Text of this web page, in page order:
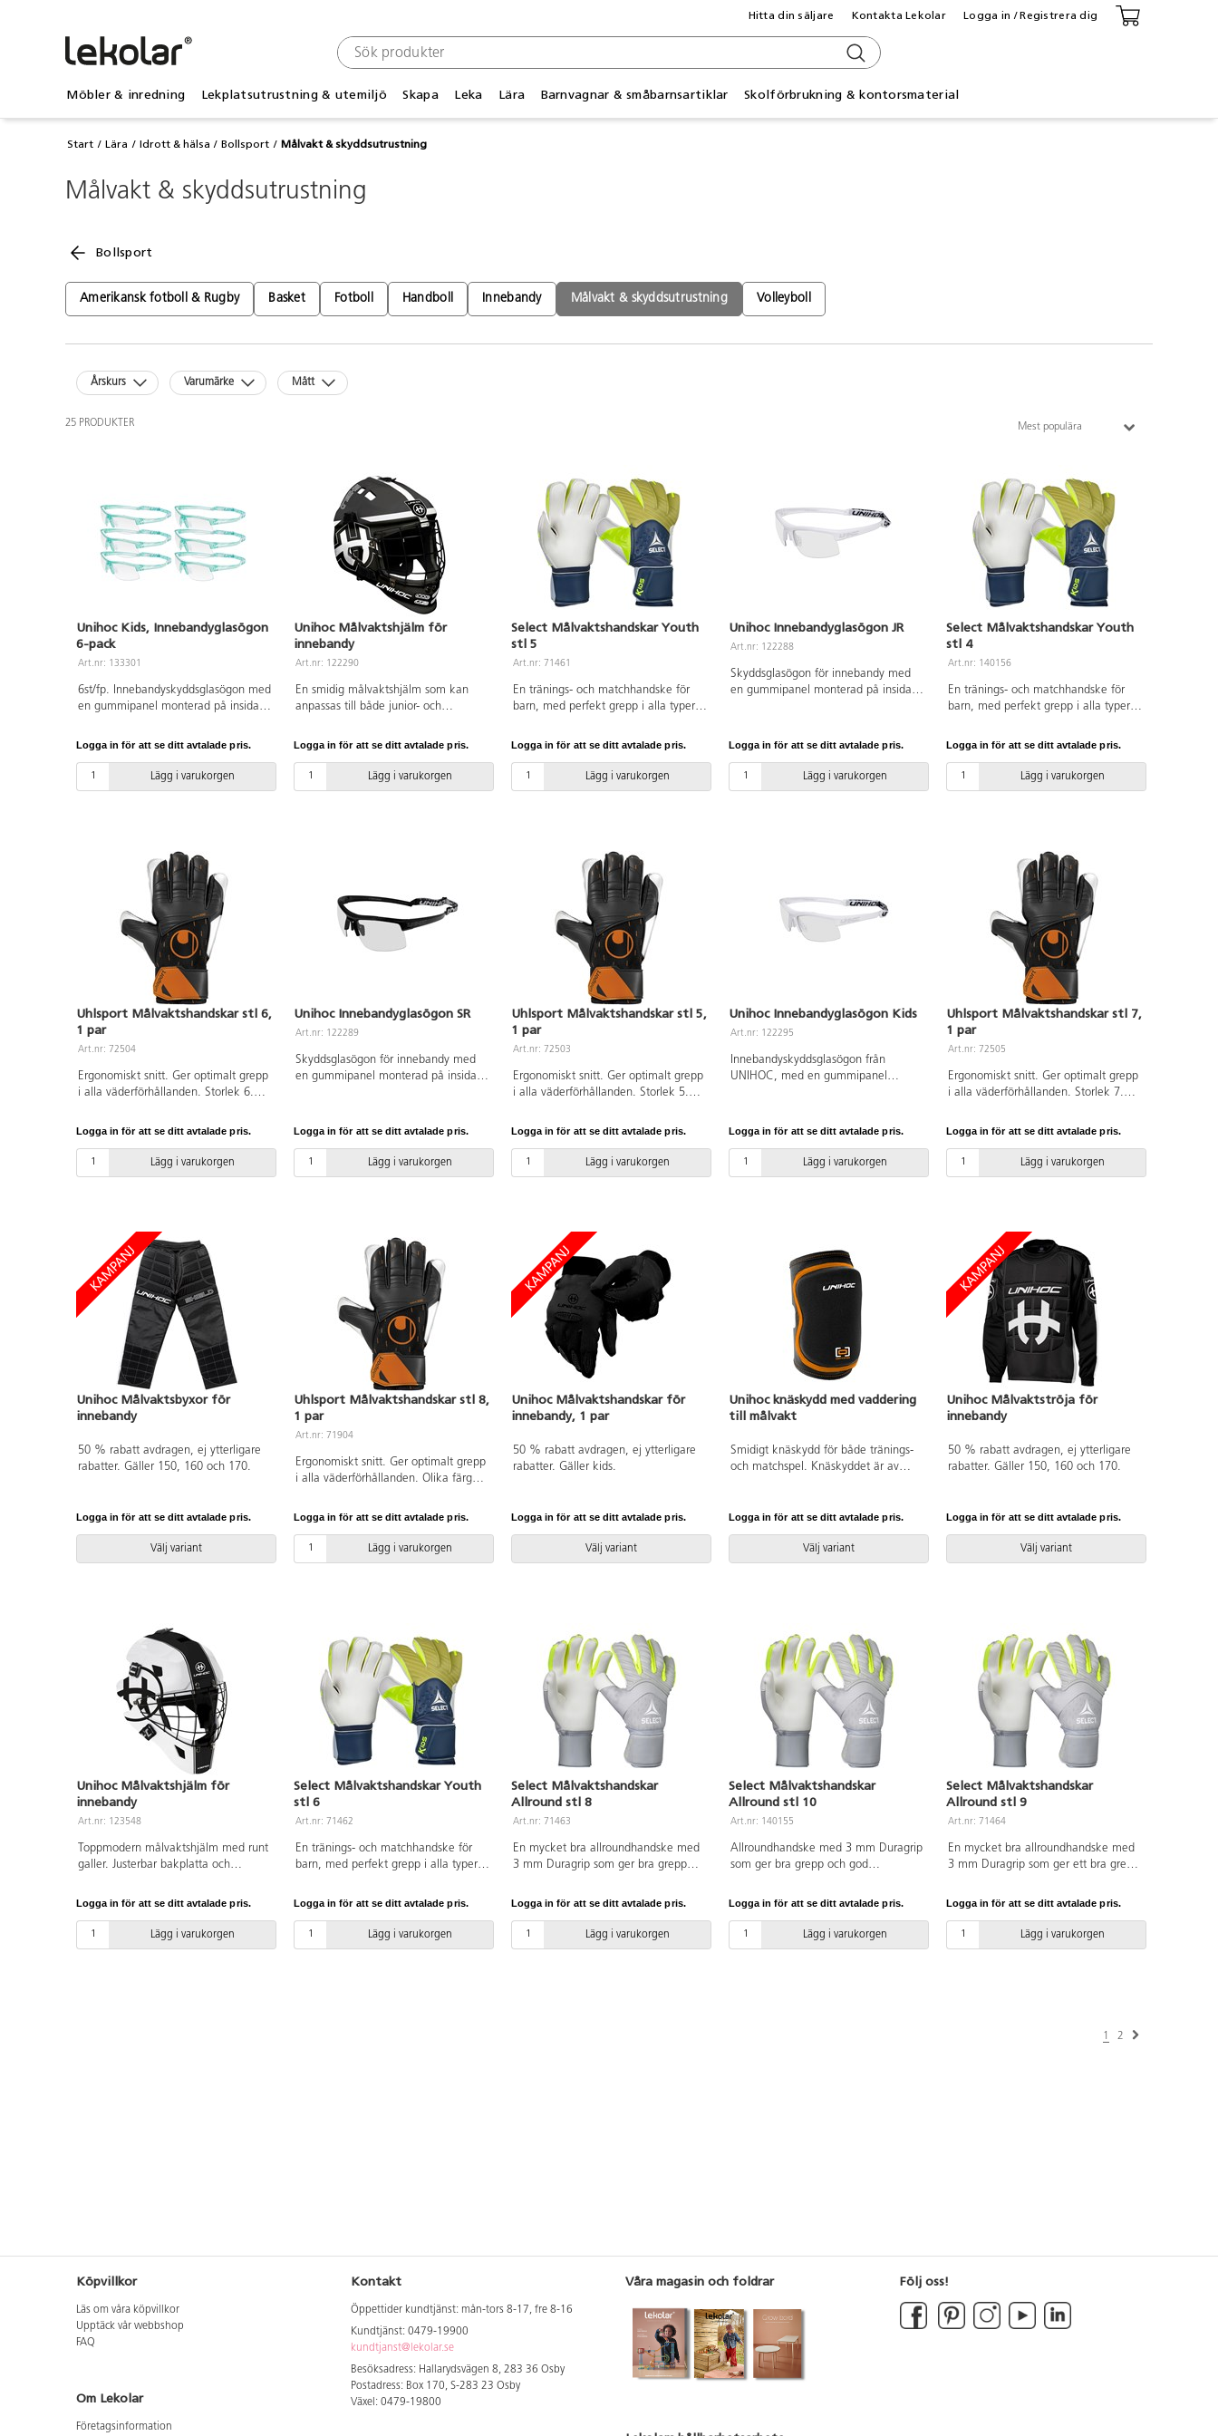
Möbler & inredning Lekplatsutrustning & utemiljö Skapa Leka Lära Barnvagnar & småbarnsartiklar Skolförbrukning & kontorsmaterial
Hitta din säljare Kontakta Lekolar Logga in / Registrera dig
Start Lära Idrott & hälsa Bollsport Målvakt & skyddsutrustning
Målvakt & skyddsutrustning
Bollsport
Amerikansk fotboll & Rugby Basket Fotboll Handboll Innebandy Målvakt & skyddsutrustning Volleyboll
Årskurs Varumärke Mått
25 PRODUKTER Mest populära
Unihoc Kids, Innebandyglasögon
6-pack
Art.nr: 133301
6st/fp. Innebandyskyddsglasögon med
en gummipanel monterad på insidan
huvudband samt okrossbara, imfria
Levereras med ett praktiskt
skyddsfodral.
Logga in för att se ditt avtalade pris.
Lägg i varukorgen
Unihoc Målvaktshjälm för
innebandy
Art.nr: 122290
En smidig målvaktshjälm som kan
anpassas till både junior- och
IFF-godkänd. Godkänd enligt (EU)
ABS-plast och galler i stål.
Logga in för att se ditt avtalade pris.
Lägg i varukorgen
Select Målvaktshandskar Youth
stl 5
Art.nr: 71461
En tränings- och matchhandske för
barn, med perfekt grepp i alla typer
Fit-system som säkrar optimal
Logga in för att se ditt avtalade pris.
Lägg i varukorgen
Unihoc Innebandyglasögon JR
Art.nr: 122288
Skyddsglasögon för innebandy med
en gummipanel monterad på insidan
glas. Storlek för juniorer. Godkända
ett praktiskt skyddsfodral. Färger kan
variera.
Logga in för att se ditt avtalade pris.
Lägg i varukorgen
Select Målvaktshandskar Youth
stl 4
Art.nr: 140156
En tränings- och matchhandske för
barn, med perfekt grepp i alla typer
Fit-system säkrar optimal passform.
Logga in för att se ditt avtalade pris.
Lägg i varukorgen
Uhlsport Målvaktshandskar stl 6,
1 par
Art.nr: 72504
Ergonomiskt snitt. Ger optimalt grepp
i alla väderförhållanden. Storlek 6.
Logga in för att se ditt avtalade pris.
Lägg i varukorgen
Unihoc Innebandyglasögon SR
Art.nr: 122289
Skyddsglasögon för innebandy med
en gummipanel monterad på insidan
glas. Storlek för seniorer. Godkända
ett praktiskt skyddsfodral.
Logga in för att se ditt avtalade pris.
Lägg i varukorgen
Uhlsport Målvaktshandskar stl 5,
1 par
Art.nr: 72503
Ergonomiskt snitt. Ger optimalt grepp
i alla väderförhållanden. Storlek 5.
Logga in för att se ditt avtalade pris.
Lägg i varukorgen
Unihoc Innebandyglasögon Kids
Art.nr: 122295
Innebandyskyddsglasögon från
UNIHOC, med en gummipanel
okrossbara, imfria glas. Godkända av
praktiskt skyddsfodral. Färger kan
variera.
Logga in för att se ditt avtalade pris.
Lägg i varukorgen
Uhlsport Målvaktshandskar stl 7,
1 par
Art.nr: 72505
Ergonomiskt snitt. Ger optimalt grepp
i alla väderförhållanden. Storlek 7.
Logga in för att se ditt avtalade pris.
Lägg i varukorgen
Unihoc Målvaktsbyxor för
innebandy
50 % rabatt avdragen, ej ytterligare
rabatter. Gäller 150, 160 och 170.
Logga in för att se ditt avtalade pris.
Välj variant
Uhlsport Målvaktshandskar stl 8,
1 par
Art.nr: 71904
Ergonomiskt snitt. Ger optimalt grepp
i alla väderförhållanden. Olika färger
Logga in för att se ditt avtalade pris.
Lägg i varukorgen
Unihoc Målvaktshandskar för
innebandy, 1 par
50 % rabatt avdragen, ej ytterligare
rabatter. Gäller kids.
Logga in för att se ditt avtalade pris.
Välj variant
Unihoc knäskydd med vaddering
till målvakt
Smidigt knäskydd för både tränings-
och matchspel. Knäskyddet är av
Logga in för att se ditt avtalade pris.
Välj variant
Unihoc Målvaktströja för
innebandy
50 % rabatt avdragen, ej ytterligare
rabatter. Gäller 150, 160 och 170.
Logga in för att se ditt avtalade pris.
Välj variant
Unihoc Målvaktshjälm för
innebandy
Art.nr: 123548
Toppmodern målvaktshjälm med runt
galler. Justerbar bakplatta och
enligt (EU) 2016/425. Hjälmen är
Logga in för att se ditt avtalade pris.
Lägg i varukorgen
Select Målvaktshandskar Youth
stl 6
Art.nr: 71462
En tränings- och matchhandske för
barn, med perfekt grepp i alla typer
Fit-system som säkrar optimal
Ålder ca 10-14 år.
Logga in för att se ditt avtalade pris.
Lägg i varukorgen
Select Målvaktshandskar
Allround stl 8
Art.nr: 71463
En mycket bra allroundhandske med
3 mm Duragrip som ger bra grepp
bred elastisk stropp vilket medför
Varierande färger. Av latex.
Logga in för att se ditt avtalade pris.
Lägg i varukorgen
Select Målvaktshandskar
Allround stl 10
Art.nr: 140155
Allroundhandske med 3 mm Duragrip
som ger bra grepp och god
elastisk stropp vilket medför enklare
Av latex.
Logga in för att se ditt avtalade pris.
Lägg i varukorgen
Select Målvaktshandskar
Allround stl 9
Art.nr: 71464
En mycket bra allroundhandske med
3 mm Duragrip som ger ett bra grepp
bred elastisk stropp vilket medför
Varierande färger. Av latex. Ålder ca
14+
Logga in för att se ditt avtalade pris.
Lägg i varukorgen
1 2
Köpvillkor
Läs om våra köpvillkor
Upptäck vår webbshop
FAQ
Om Lekolar
Företagsinformation
Kontakt
Öppettider kundtjänst: mån-tors 8-17, fre 8-16
Kundtjänst: 0479-19900
kundtjanst@lekolar.se
Besöksadress: Hallarydsvägen 8, 283 36 Osby
Postadress: Box 170, S-283 23 Osby
Växel: 0479-19800
Våra magasin och foldrar Följ oss!